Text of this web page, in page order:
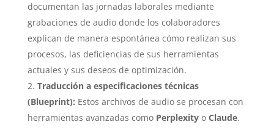
documentan las jornadas laborales mediante
grabaciones de audio donde los colaboradores
explican de manera espontánea cómo realizan sus
procesos, las deficiencias de sus herramientas
actuales y sus deseos de optimización.
Traducción a especificaciones técnicas
(Blueprint): Estos archivos de audio se procesan con
herramientas avanzadas como Perplexityo Claude.